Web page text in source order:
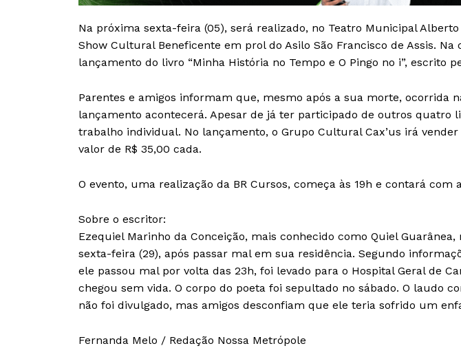
Na próxima sexta-feira (05), será realizado, no Teatro Municipal
Show Cultural Beneficente em prol do Asilo São Francisco de Assis. Na
lançamento do livro “Minha História no Tempo e O Pingo no i”, escrito
Parentes e amigos informam que, mesmo após a sua morte, ocorrida
lançamento acontecerá. Apesar de já ter participado de outros quatro
trabalho individual. No lançamento, o Grupo Cultural Cax’us irá
valor de R$ 35,00 cada.
O evento, uma realização da BR Cursos, começa às 19h e contará com
Sobre o escritor:
Ezequiel Marinho da Conceição, mais conhecido como Quiel
sexta-feira (29), após passar mal em sua residência. Segundo
ele passou mal por volta das 23h, foi levado para o Hospital Geral de
chegou sem vida. O corpo do poeta foi sepultado no sábado. O laudo
não foi divulgado, mas amigos desconfiam que ele teria sofrido um
Fernanda Melo / Redação Nossa Metrópole